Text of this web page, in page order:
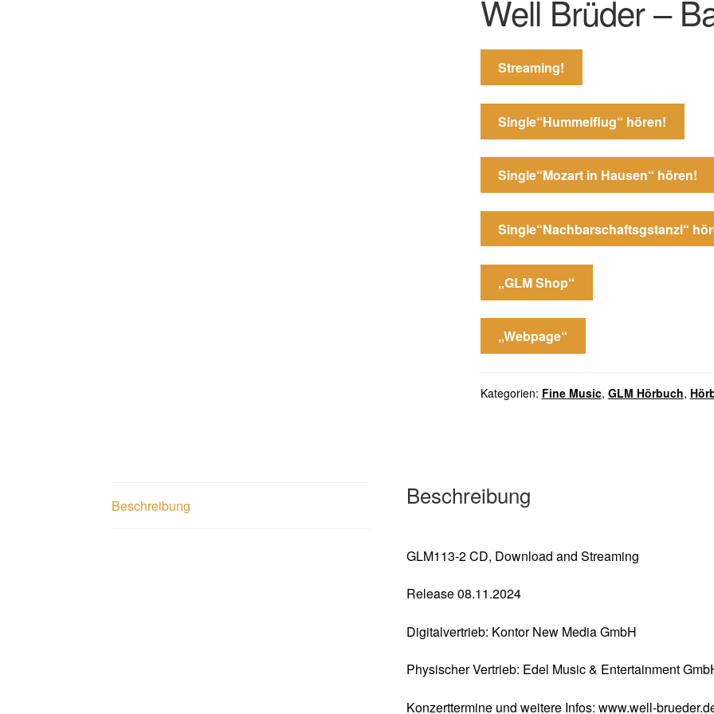
Well Brüder –
Streaming!
Single“Hummelflug“ hören!
Single“Mozart in Hausen“ hören!
Single“Nachbarschaftsgstanzl“
„GLM Shop“
„Webpage“
Kategorien: Fine Music, GLM Hörbuch,
Beschreibung Beschreibung
GLM113-2 CD, Download and Streaming
Release 08.11.2024
Digitalvertrieb: Kontor New Media GmbH
Physischer Vertrieb: Edel Music & Entertainment
Konzerttermine und weitere Infos: www.well-